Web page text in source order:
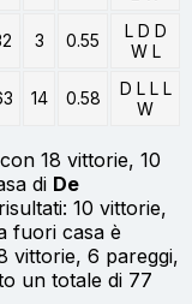
3 0.55
L D D
W L
14 0.58
D L L L
W
18 vittorie, 10
di De
10 vittorie,
fuori casa è
vittorie, 6 pareggi,
un totale di 77